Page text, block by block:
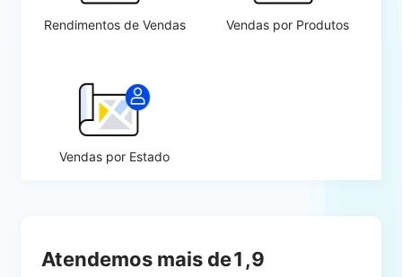
Rendimentos de Vendas Vendas por Produtos
Vendas por Estado
Atendemos mais de1,9